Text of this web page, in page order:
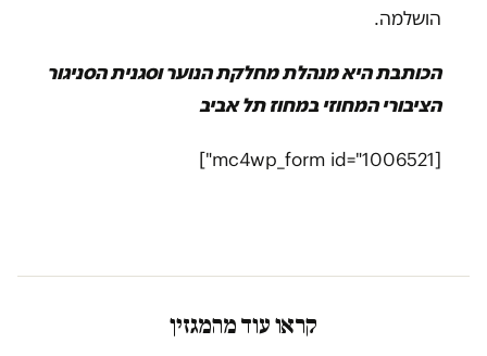
הושלמה.
הכותבת היא מנהלת מחלקת הנוער וסגנית הסניגור
הציבורי המחוזי במחוז תל אביב
[mc4wp_form id="1006521"]
קראו עוד מהמגזין